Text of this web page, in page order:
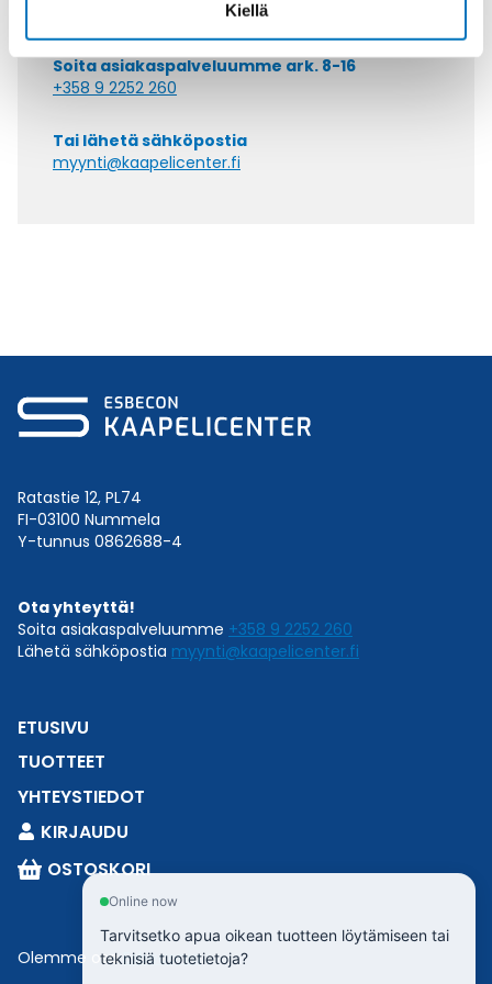
Kiellä
Soita asiakaspalveluumme ark. 8-16
+358 9 2252 260
Tai lähetä sähköpostia
myynti@kaapelicenter.fi
Ratastie 12, PL74
FI-03100 Nummela
Y-tunnus 0862688-4
Ota yhteyttä!
Soita asiakaspalveluumme +358 9 2252 260
Lähetä sähköpostia myynti@kaapelicenter.fi
ETUSIVU
TUOTTEET
YHTEYSTIEDOT
KIRJAUDU
OSTOSKORI
Olemme osaEsbeconia.
Online now
Tarvitsetko apua oikean tuotteen löytämiseen tai
teknisiä tuotetietoja?